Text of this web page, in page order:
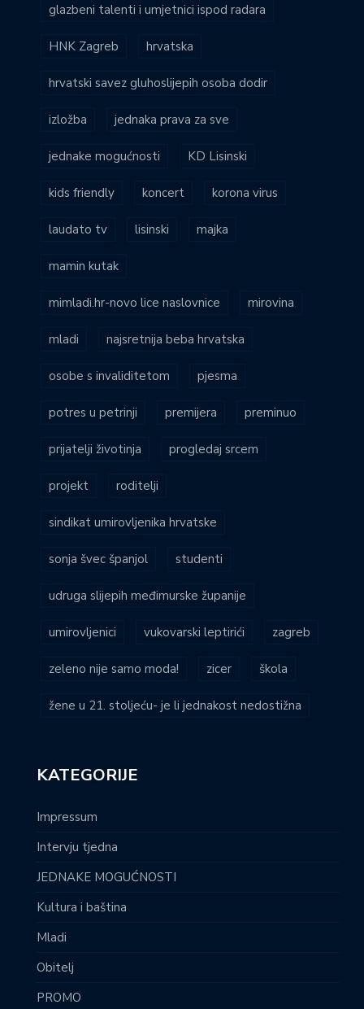
glazbeni talenti i umjetnici ispod radara
HNK Zagreb hrvatska
hrvatski savez gluhoslijepih osoba dodir
izložba jednaka prava za sve
jednake mogućnosti KD Lisinski
kids friendly koncert korona virus
laudato tv lisinski majka
mamin kutak
mimladi.hr-novo lice naslovnice mirovina
mladi najsretnija beba hrvatska
osobe s invaliditetom pjesma
potres u petrinji premijera preminuo
prijatelji životinja progledaj srcem
projekt roditelji
sindikat umirovljenika hrvatske
sonja švec španjol studenti
udruga slijepih međimurske županije
umirovljenici vukovarski leptirići zagreb
zeleno nije samo moda! zicer škola
žene u 21. stoljeću- je li jednakost nedostižna
KATEGORIJE
Impressum
Intervju tjedna
JEDNAKE MOGUĆNOSTI
Kultura i baština
Mladi
Obitelj
PROMO